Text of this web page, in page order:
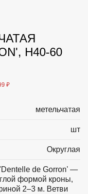
И
И УДОБРЕНИЯ
H40-60
₽
метельчатая
шт
Округлая
'Dentelle de Gorron' —
формой кроны,
2–3 м. Ветви